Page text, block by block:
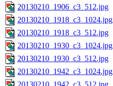
20130210_1906_c3_512.jpg
20130210_1918_c3_1024.jpg
20130210_1918_c3_512.jpg
20130210_1930_c3_1024.jpg
20130210_1930_c3_512.jpg
20130210_1942_c3_1024.jpg